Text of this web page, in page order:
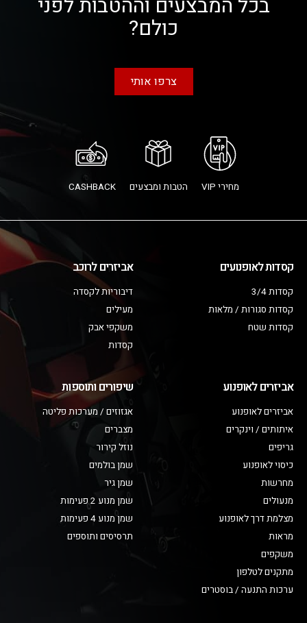
בכל המבצעים וההטבות לפני
כולם?
צרפו אותי
מחירי VIP הטבות ומבצעים CASHBACK
קסדות לאופנועים
קסדות 3/4
קסדות סגורות / מלאות
קסדות שטח
אביזרים לרוכב
דיבוריות לקסדה
מעילים
משקפי אבק
קסדות
אביזרים לאופנוע
אביזרים לאופנוע
איתותים / וינקרים
גריפים
כיסוי לאופנוע
מחרשות
מנעולים
מצלמת דרך לאופנוע
מראות
משקפים
מתקנים לטלפון
ערכות התנעה / בוסטרים
שיפורים ותוספות
אגזוזים / מערכות פליטה
מצברים
נוזל קירור
שמן בולמים
שמן גיר
שמן מנוע 2 פעימות
שמן מנוע 4 פעימות
תרסיסים ותוספים